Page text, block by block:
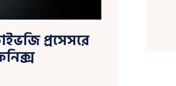
প্রসেসরে